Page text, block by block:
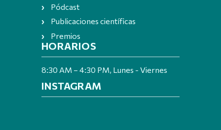
Pódcast
Publicaciones científicas
Premios
HORARIOS
8:30 AM – 4:30 PM, Lunes - Viernes
INSTAGRAM